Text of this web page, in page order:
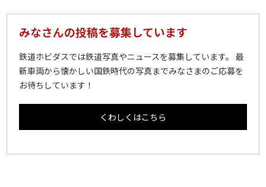
みなさんの投稿を募集しています
鉄道ホビダスでは鉄道写真やニュースを募集しています。 最
新車両から懐かしい国鉄時代の写真までみなさまのご応募を
お待ちしています！
くわしくはこちら